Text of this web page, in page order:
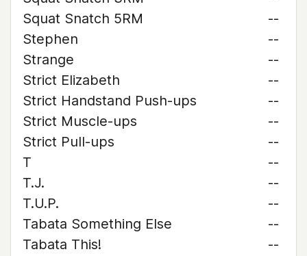
Squat Snatch 5RM
--
Stephen
--
Strange
--
Strict Elizabeth
--
Strict Handstand Push-ups
--
Strict Muscle-ups
--
Strict Pull-ups
--
T
--
T.J.
--
T.U.P.
--
Tabata Something Else
--
Tabata This!
--